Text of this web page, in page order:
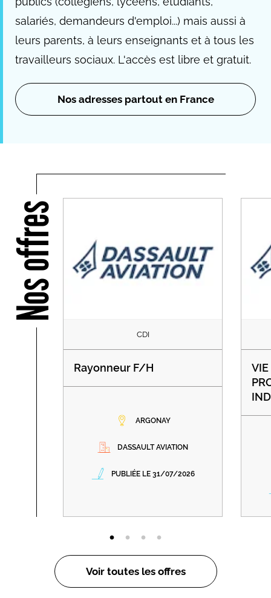
salariés, demandeurs d'emploi...) mais aussi à
leurs parents, à leurs enseignants et à tous les
travailleurs sociaux. L'accès est libre et gratuit.
Nos adresses partout en France
Nos offres
CDI
Rayonneur F/H
ARGONAY
DASSAULT AVIATION
PUBLIÉE LE 31/07/2026
Voir toutes les offres